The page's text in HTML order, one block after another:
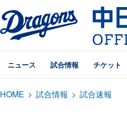
ニュース 試合情報 チケット
HOME > 試合情報 > 試合速報